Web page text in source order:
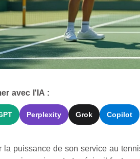
avec l'IA :
Perplexity Grok Copilot
la puissance de son service au